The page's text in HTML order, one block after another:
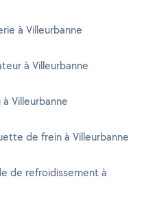
à Villeurbanne
à Villeurbanne
Villeurbanne
de frein à Villeurbanne
de refroidissement à